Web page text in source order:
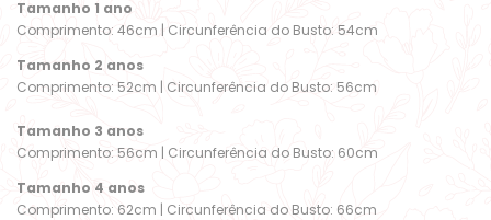
Tamanho 1 ano
Comprimento: 46cm | Circunferência do Busto: 54cm
Tamanho 2 anos
Comprimento: 52cm | Circunferência do Busto: 56cm
Tamanho 3 anos
Comprimento: 56cm | Circunferência do Busto: 60cm
Tamanho 4 anos
Comprimento: 62cm | Circunferência do Busto: 66cm